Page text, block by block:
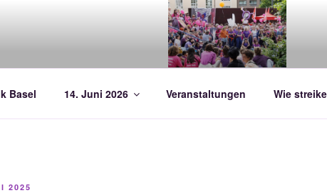
STREIK
Basel 14. Juni 2026 Veranstaltungen Wie
2025